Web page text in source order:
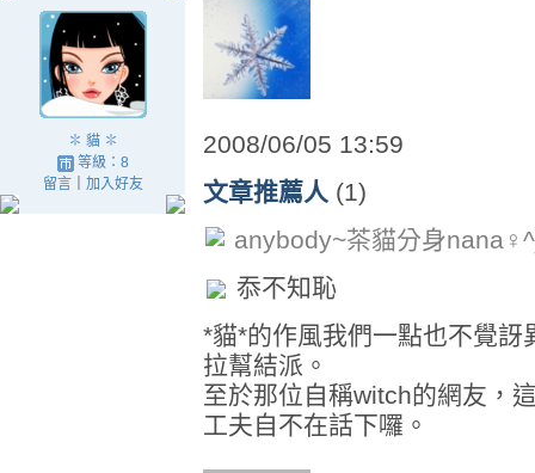
✽ 貓 ✽
等級：8
留言｜ 加入好友
2008/06/05 13:59
文章推薦人 (1)
anybody~茶貓分身
忝不知恥
*貓*的作風我們一點也不覺
拉幫結派。
至於那位自稱witch的網友，
工夫自不在話下囉。